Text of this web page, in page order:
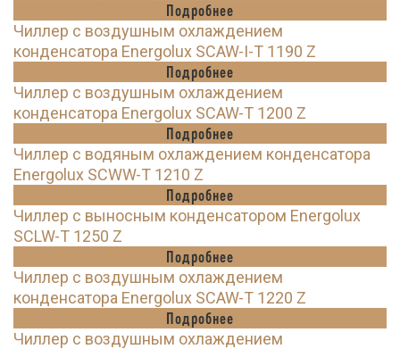
Подробнее
Чиллер с воздушным охлаждением
конденсатора Energolux SCAW-I-T 1190 Z
Подробнее
Чиллер с воздушным охлаждением
конденсатора Energolux SCAW-T 1200 Z
Подробнее
Чиллер с водяным охлаждением конденсатора
Energolux SCWW-T 1210 Z
Подробнее
Чиллер с выносным конденсатором Energolux
SCLW-T 1250 Z
Подробнее
Чиллер с воздушным охлаждением
конденсатора Energolux SCAW-T 1220 Z
Подробнее
Чиллер с воздушным охлаждением